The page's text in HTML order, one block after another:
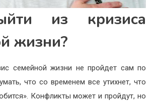
из кризиса
жизни?
семейной жизни не пройдет сам по
что со временем все утихнет, что
Конфликты может и пройдут, но